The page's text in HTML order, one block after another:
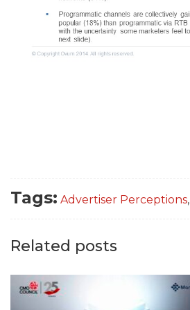
Tags: Advertiser Perceptions,
Related posts